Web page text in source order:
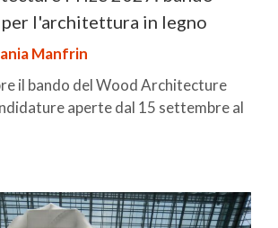
l'architettura in legno
Manfrin
il bando del Wood Architecture
aperte dal 15 settembre al